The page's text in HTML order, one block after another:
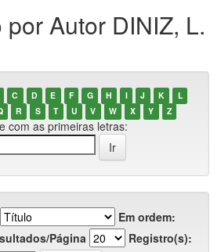
Autor DINIZ, L.
C D E F G H I J K
L
R S T U V W X Y Z
com as primeiras letras:
Em ordem:
Página
Registro(s):